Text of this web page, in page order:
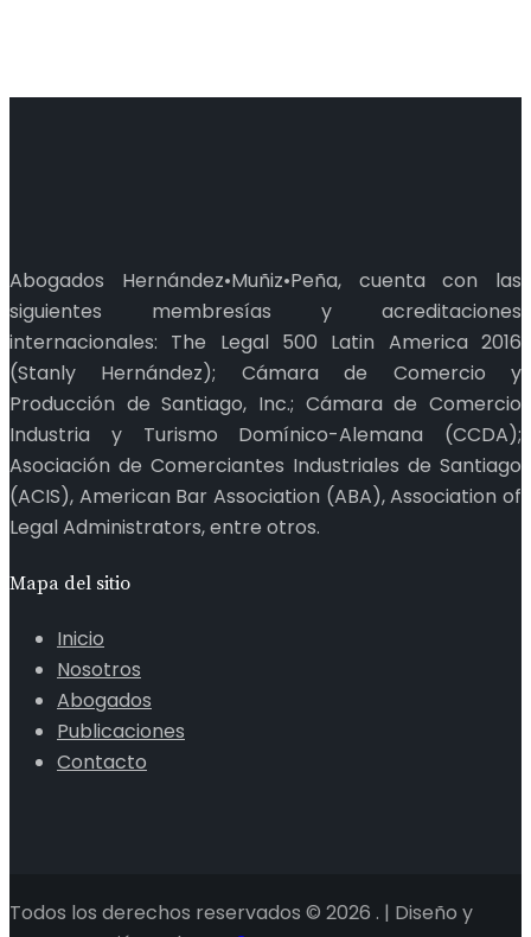
Abogados Hernández•Muñiz•Peña, cuenta con las
siguientes membresías y acreditaciones
internacionales: The Legal 500 Latin America 2016
(Stanly Hernández); Cámara de Comercio y
Producción de Santiago, Inc.; Cámara de Comercio
Industria y Turismo Domínico-Alemana (CCDA);
Asociación de Comerciantes Industriales de Santiago
(ACIS), American Bar Association (ABA), Association of
Legal Administrators, entre otros.
Mapa del sitio
Inicio
Nosotros
Abogados
Publicaciones
Contacto
Todos los derechos reservados © 2026 . | Diseño y